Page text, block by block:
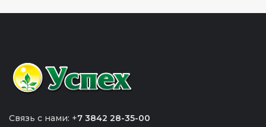
Связь с нами: +7 3842 28-35-00